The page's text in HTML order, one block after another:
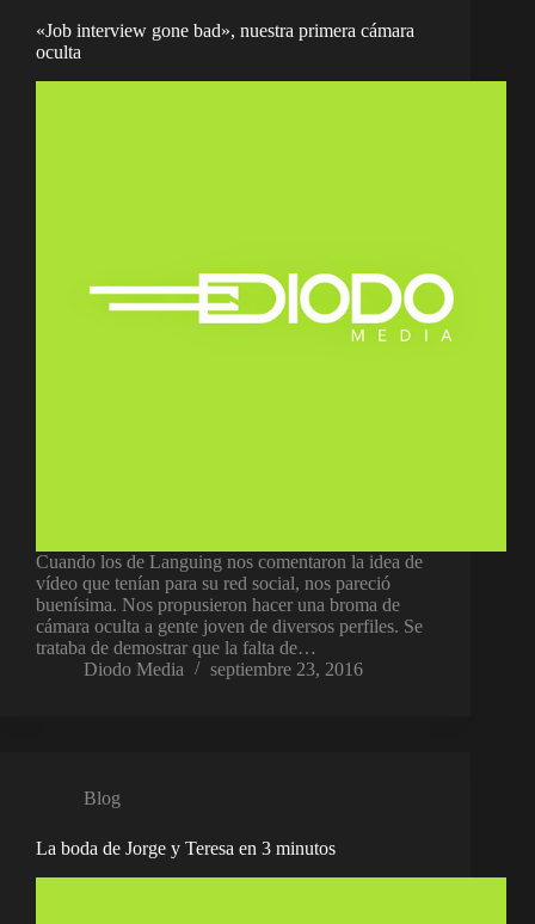
«Job interview gone bad», nuestra primera cámara
oculta
Cuando los de Languing nos comentaron la idea de
vídeo que tenían para su red social, nos pareció
buenísima. Nos propusieron hacer una broma de
cámara oculta a gente joven de diversos perfiles. Se
trataba de demostrar que la falta de…
Diodo Media
septiembre 23, 2016
Blog
La boda de Jorge y Teresa en 3 minutos